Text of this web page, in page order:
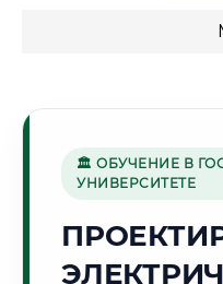
Г.
🏛 ОБУЧЕНИЕ В
УНИВЕРСИТЕТЕ